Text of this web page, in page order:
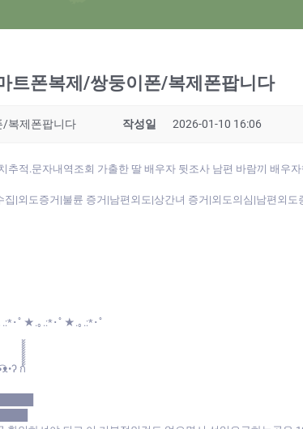
트폰복제/쌍둥이폰/복제폰팝니다
/복제폰팝니다 작성일 2026-01-10 16:06
적.문자내역조회 가출한 딸 배우자 뒷조사 남편 바람끼 배우
외도증거|불륜 증거|남편외도|상간녀 증거|외도의심|남편외도
.:*･ﾟ★.｡.:*･ﾟ★.｡.:*･ﾟ
ก้้้้้้้้้้้